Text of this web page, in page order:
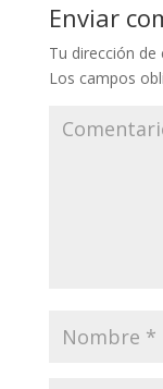
Enviar
Tu dirección
Los campos